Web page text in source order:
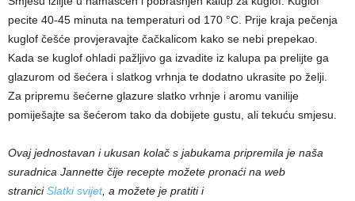
pecite 40-45 minuta na temperaturi od 170 °C. Prije kraja pečenja
kuglof češće provjeravajte čačkalicom kako se nebi prepekao.
Kada se kuglof ohladi pažljivo ga izvadite iz kalupa pa prelijte ga
glazurom od šećera i slatkog vrhnja te dodatno ukrasite po želji.
Za pripremu šećerne glazure slatko vrhnje i aromu vanilije
pomiješajte sa šećerom tako da dobijete gustu, ali tekuću smjesu.
Ovaj jednostavan i ukusan kolač s jabukama pripremila je naša
suradnica Jannette čije recepte možete pronaći na web
straniciSlatki svijet, a možete je pratiti i